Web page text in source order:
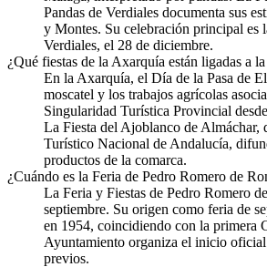
Pandas de Verdiales documenta sus
y Montes. Su celebración principal es
Verdiales, el 28 de diciembre.
¿Qué fiestas de la Axarquía están ligadas a
En la Axarquía, el Día de la Pasa de
moscatel y los trabajos agrícolas
Singularidad Turística Provincial
La Fiesta del Ajoblanco de Almáchar,
Turístico Nacional de Andalucía,
productos de la comarca.
¿Cuándo es la Feria de Pedro Romero de
La Feria y Fiestas de Pedro Romero
septiembre. Su origen como feria de
en 1954, coincidiendo con la primera
Ayuntamiento organiza el inicio
previos.